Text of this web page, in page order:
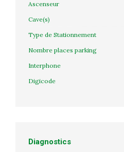
Ascenseur
Cave(s)
Type de Stationnement
Nombre places parking
Interphone
Digicode
Diagnostics